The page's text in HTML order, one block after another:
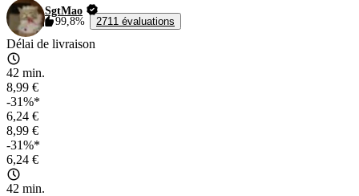
SgtMao
99,8%
2711 évaluations
Délai de livraison
42 min.
8,99 €
-31%*
6,24 €
8,99 €
-31%*
6,24 €
42 min.